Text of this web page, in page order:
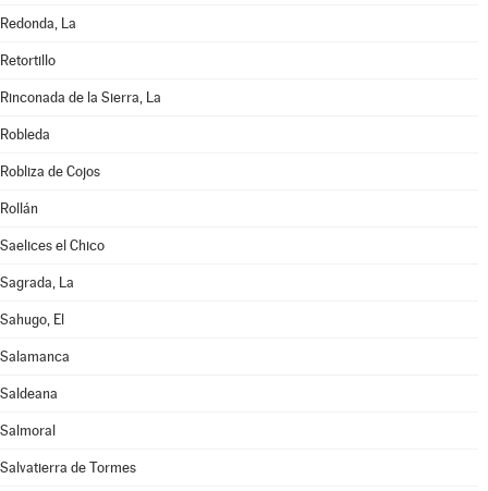
Redonda, La
Retortillo
Rinconada de la Sierra, La
Robleda
Robliza de Cojos
Rollán
Saelices el Chico
Sagrada, La
Sahugo, El
Salamanca
Saldeana
Salmoral
Salvatierra de Tormes